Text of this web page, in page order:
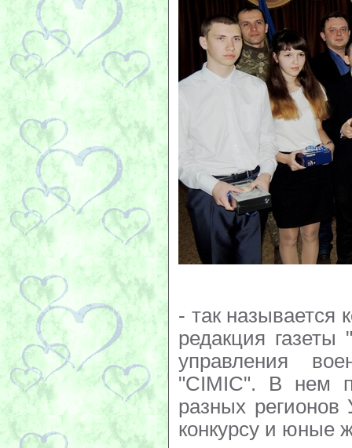
- так называется
редакция
управления
"CIMIC". В нем
разных регионов
конкурсу и юные